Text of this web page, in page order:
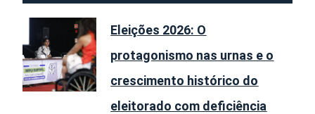
Eleições 2026: O
protagonismo nas urnas e o
crescimento histórico do
eleitorado com deficiência